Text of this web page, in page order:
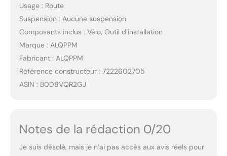
Usage : Route
Suspension : Aucune suspension
Composants inclus : Vélo, Outil d’installation
Marque : ALQPPM
Fabricant : ALQPPM
Référence constructeur : 7222602705
ASIN : B0D8VQR2GJ
Notes de la rédaction 0/20
Je suis désolé, mais je n’ai pas accès aux avis réels pour